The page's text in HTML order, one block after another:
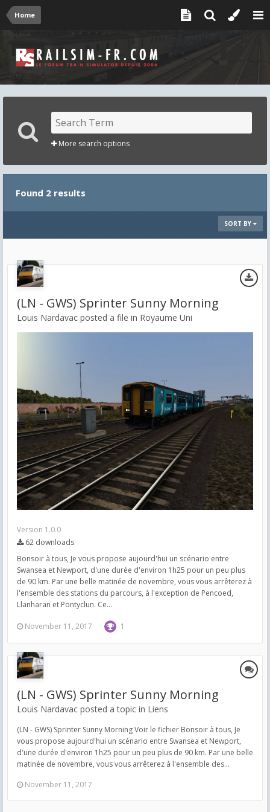
Home
More search options
Found 2 results
SORT BY
(LN - GWS) Sprinter Sunny Morning
Louis Nardavac posted a file in Royaume Uni
Version 1.0.0
62 downloads
Bonsoir à tous, Je vous propose aujourd'hui un scénario entre
Swansea et Newport, d'une durée d'environ 1h25 pour un peu plus
de 90 km. Par une belle matinée de novembre, vous vous arrêterez à
l'ensemble des stations du parcours, à l'exception de Pencoed,
Llanharan et Pontyclun. Ce...
November 11, 2017 1
(LN - GWS) Sprinter Sunny Morning
Louis Nardavac posted a topic in Liens
(LN - GWS) Sprinter Sunny Morning Voir le fichier Bonsoir à tous, Je
vous propose aujourd'hui un scénario entre Swansea et Newport,
d'une durée d'environ 1h25 pour un peu plus de 90 km. Par une belle
matinée de novembre, vous vous arrêterez à l'ensemble des...
November 11, 2017